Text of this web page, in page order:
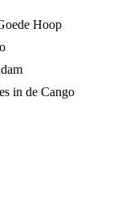
Hoop
in de Cango